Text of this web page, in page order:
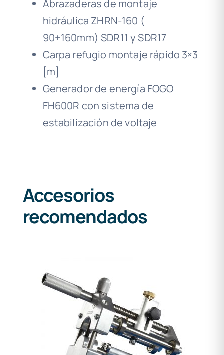
Abrazaderas de montaje
hidráulica ZHRN-160 (
90+160mm) SDR11 y SDR17
Carpa refugio montaje rápido 3×3
[m]
Generador de energía FOGO
FH600R con sistema de
estabilización de voltaje
Accesorios
recomendados